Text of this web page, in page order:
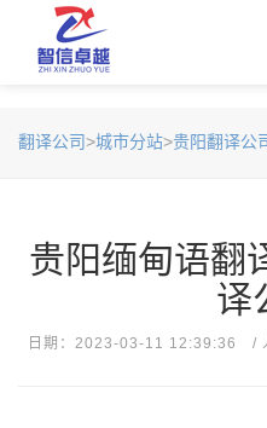
翻译公司>城市分站>贵阳翻译公
贵阳缅甸语翻
译
日期：2023-03-11 12:39:36 /